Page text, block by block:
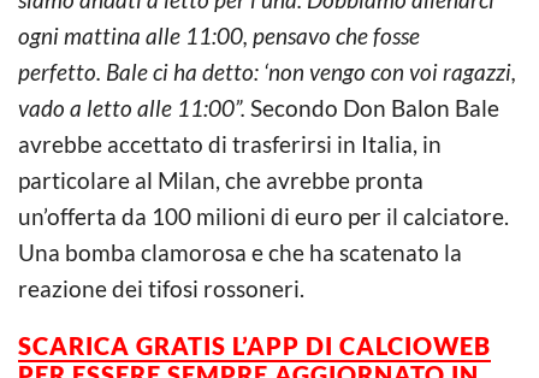
ogni mattina alle 11:00, pensavo che fosse
perfetto. Bale ci ha detto: ‘non vengo con voi ragazzi,
vado a letto alle 11:00”. Secondo Don Balon Bale
avrebbe accettato di trasferirsi in Italia, in
particolare al Milan, che avrebbe pronta
un’offerta da 100 milioni di euro per il calciatore.
Una bomba clamorosa e che ha scatenato la
reazione dei tifosi rossoneri.
SCARICA GRATIS L’APP DI CALCIOWEB